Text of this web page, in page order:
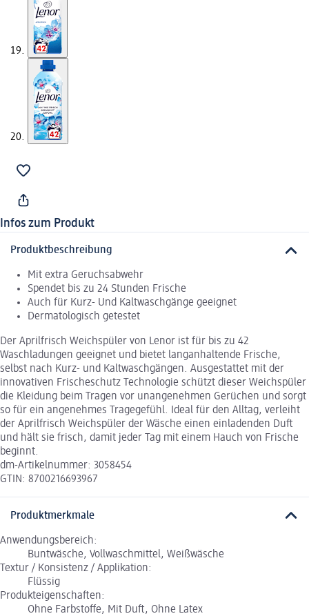
Infos zum Produkt
Produktbeschreibung
Mit extra Geruchsabwehr
Spendet bis zu 24 Stunden Frische
Auch für Kurz- Und Kaltwaschgänge geeignet
Dermatologisch getestet
Der Aprilfrisch Weichspüler von Lenor ist für bis zu 42
Waschladungen geeignet und bietet langanhaltende Frische,
selbst nach Kurz- und Kaltwaschgängen. Ausgestattet mit der
innovativen Frischeschutz Technologie schützt dieser Weichspüler
die Kleidung beim Tragen vor unangenehmen Gerüchen und sorgt
so für ein angenehmes Tragegefühl. Ideal für den Alltag, verleiht
der Aprilfrisch Weichspüler der Wäsche einen einladenden Duft
und hält sie frisch, damit jeder Tag mit einem Hauch von Frische
beginnt.
dm-Artikelnummer: 3058454
GTIN: 8700216693967
Produktmerkmale
Anwendungsbereich:
Buntwäsche, Vollwaschmittel, Weißwäsche
Textur / Konsistenz / Applikation:
Flüssig
Produkteigenschaften:
Ohne Farbstoffe, Mit Duft, Ohne Latex